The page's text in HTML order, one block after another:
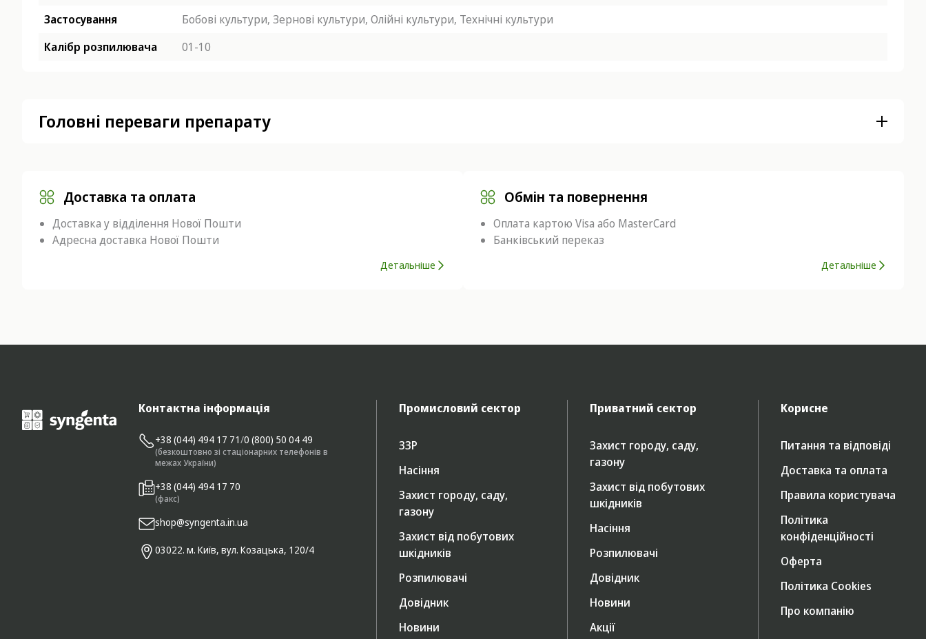
Застосування
Бобові культури, Зернові культури, Олійні культури, Технічні культури
Калібр розпилювача
01-10
Головні переваги препарату
Доставка та оплата
Доставка у відділення Нової Пошти
Адресна доставка Нової Пошти
Детальніше
Обмін та повернення
Оплата картою Visa або MasterCard
Банківський переказ
Детальніше
Контактна інформація
+38 (044) 494 17 71/0 (800) 50 04 49
(безкоштовно зі стаціонарних телефонів в
межах України)
+38 (044) 494 17 70
(факс)
shop@syngenta.in.ua
03022. м. Київ, вул. Козацька, 120/4
Промисловий сектор
ЗЗР
Насіння
Захист городу, саду,
газону
Захист від побутових
шкідників
Розпилювачі
Довідник
Новини
Приватний сектор
Захист городу, саду,
газону
Захист від побутових
шкідників
Насіння
Розпилювачі
Довідник
Новини
Акції
Корисне
Питання та відповіді
Доставка та оплата
Правила користувача
Політика
конфіденційності
Оферта
Політика Cookies
Про компанію